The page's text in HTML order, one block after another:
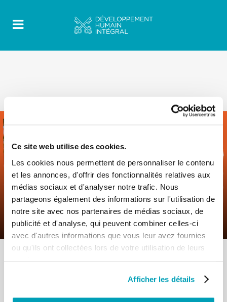
Ce site web utilise des cookies.
Les cookies nous permettent de personnaliser le contenu
et les annonces, d'offrir des fonctionnalités relatives aux
médias sociaux et d'analyser notre trafic. Nous
partageons également des informations sur l'utilisation de
notre site avec nos partenaires de médias sociaux, de
publicité et d'analyse, qui peuvent combiner celles-ci
avec d'autres informations que vous leur avez fournies
ou qu'ils ont collectées lors de votre utilisation de leurs
Afficher les détails
7 Juin 2022| ByMrclient | 0
Comments
Construire l’avenir avec les migrants et
les réfugiés: un avenir pour tous et
toutes